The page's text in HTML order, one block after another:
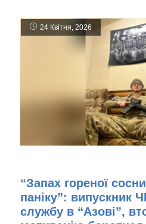
24 Квітня, 2026
“Запах гореної
паніку”: випускник
службу в “Азові”,